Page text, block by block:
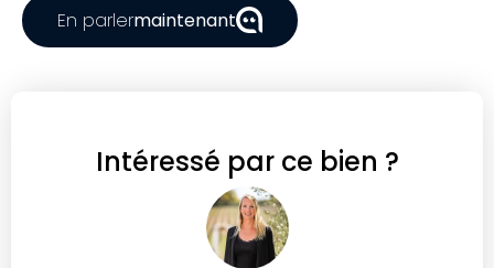
En parlermaintenant
Intéressé par ce bien ?